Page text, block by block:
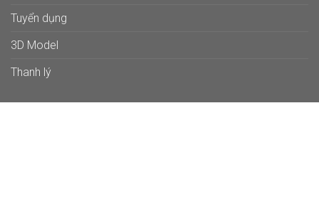
Tuyển dụng
3D Model
Thanh lý